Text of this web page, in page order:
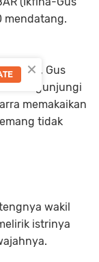
mendatang.
Gus
mengunjungi
memakaikan
tidak
wakil
istrinya
×